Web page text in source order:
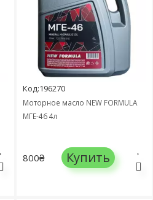
Код:196270
Моторное масло NEW FORMULA
МГЕ-46 4л
800₴ Купить